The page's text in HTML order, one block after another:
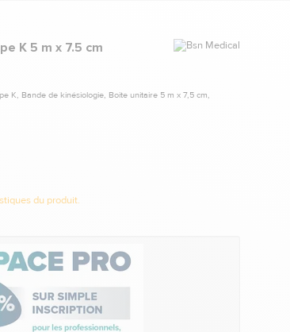
K 5 m x 7.5 cm Marque
K, Bande de kinésiologie, Boite unitaire 5 m x 7,5 cm,
du produit.